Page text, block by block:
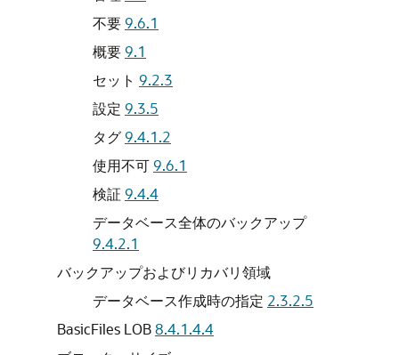
不要 9.6.1
概要 9.1
セット 9.2.3
設定 9.3.5
タグ 9.4.1.2
使用不可 9.6.1
検証 9.4.4
データベース全体のバックアップ
9.4.2.1
バックアップおよびリカバリ領域
データベース作成時の指定 2.3.2.5
BasicFiles LOB8.4.1.4.4